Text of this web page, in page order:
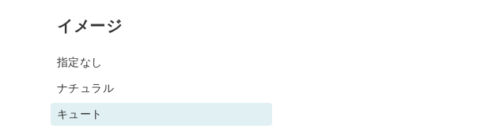
イメージ
指定なし
ナチュラル
キュート